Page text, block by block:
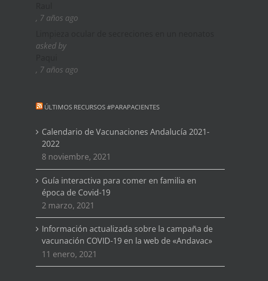
, 7 años ago
asked by
, 7 años ago
ÚLTIMOS RECURSOS #PARAPACIENTES
Calendario de Vacunaciones Andalucía 2021-
2022
8 noviembre, 2021
Guía interactiva para comer en familia en
época de Covid-19
2 marzo, 2021
Información actualizada sobre la campaña de
vacunación COVID-19 en la web de «Andavac»
11 enero, 2021